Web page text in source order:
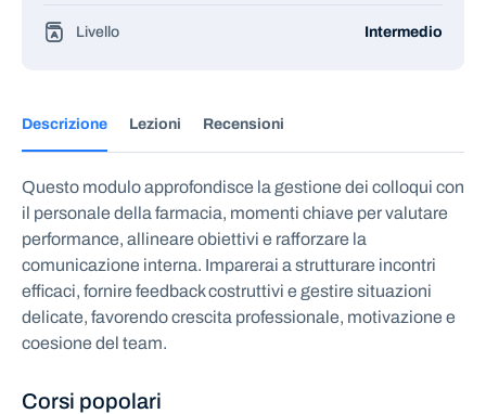
Descrizione Lezioni Recensioni
Questo modulo approfondisce la gestione dei colloqui con
il personale della farmacia, momenti chiave per valutare
performance, allineare obiettivi e rafforzare la
comunicazione interna. Imparerai a strutturare incontri
efficaci, fornire feedback costruttivi e gestire situazioni
delicate, favorendo crescita professionale, motivazione e
coesione del team.
Livello Intermedio
Corsi popolari